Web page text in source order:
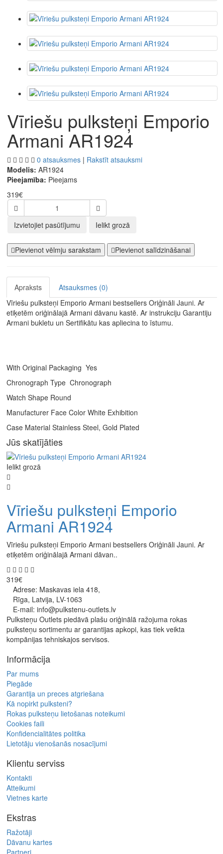
Vīriešu pulksteņi Emporio
Armani AR1924
0 atsauksmes | Rakstīt atsauksmi
Modelis: AR1924
Pieejamība: Pieejams
319€
Izvietojiet pasūtījumu Ielikt grozā
Pievienot vēlmju sarakstam Pievienot salīdzināšanai
Apraksts
Atsauksmes (0)
Vīriešu pulksteņi Emporio Armani bestsellers Oriģināli Jauni. Ar
etiķetēm oriģinālajā Armani dāvanu kastē. Ar instrukciju Garantiju
Armani bukletu un Sertifikātu kas apliecina to īstumu.
With Original Packaging Yes
Chronograph Type Chronograph
Watch Shape Round
Manufacturer Face Color White Exhibition
Case Material Stainless Steel, Gold Plated
Jūs skatījāties
Ielikt grozā
Vīriešu pulksteņi Emporio
Armani AR1924
Vīriešu pulksteņi Emporio Armani bestsellers Oriģināli Jauni. Ar
etiķetēm oriģinālajā Armani dāvan..
319€
Adrese: Maskavas iela 418,
Rīga, Latvija, LV-1063
E-mail: info@pulkstenu-outlets.lv
Pulksteņu Outlets piedāvā plašu oriģinālā ražojuma rokas
pulksteņu sortimentu ar garantijas apkopi, kas tiek veikta
kompānijas tehniskajos servisos.
Informācija
Par mums
Piegāde
Garantija un preces atgriešana
Kā nopirkt pulksteni?
Rokas pulksteņu lietošanas noteikumi
Cookies faili
Konfidencialitātes politika
Lietotāju vienošanās nosacījumi
Klientu serviss
Kontakti
Atteikumi
Vietnes karte
Ekstras
Ražotāji
Dāvanu kartes